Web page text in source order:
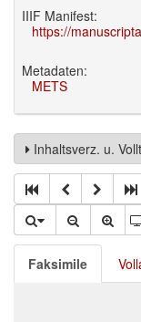
IIIF Manifest:
https://
Metadaten:
METS
Inhaltsverz. u.
Faksimile